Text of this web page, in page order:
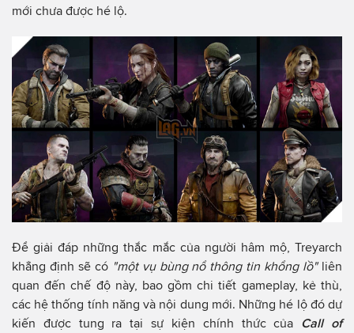
mới chưa được hé lộ.
Để giải đáp những thắc mắc của người hâm mộ, Treyarch
khẳng định sẽ có "một vụ bùng nổ thông tin khổng lồ" liên
quan đến chế độ này, bao gồm chi tiết gameplay, kẻ thù,
các hệ thống tính năng và nội dung mới. Những hé lộ đó dự
kiến được tung ra tại sự kiện chính thức của Call of